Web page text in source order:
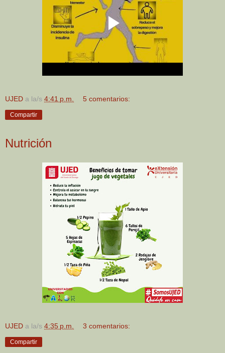
UJED a la/s 4:41 p.m. 5 comentarios:
Compartir
Nutrición
UJED a la/s 4:35 p.m. 3 comentarios:
Compartir